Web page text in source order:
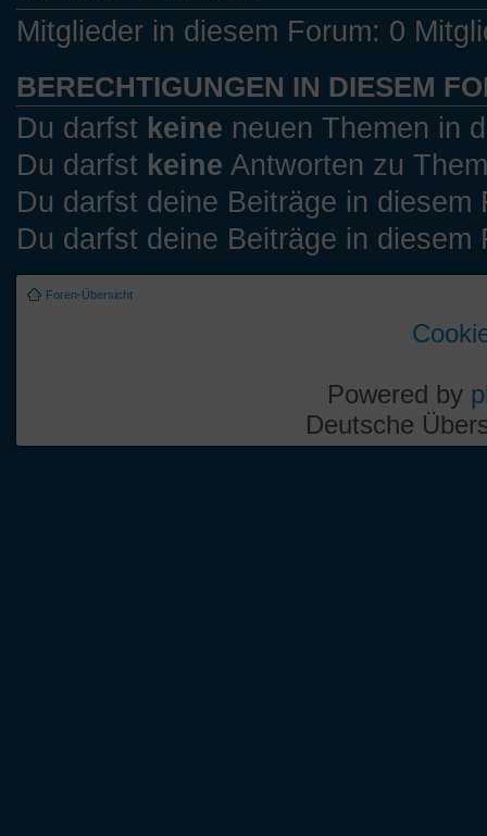
Mitglieder in diesem Forum: 0
BERECHTIGUNGEN IN DIESEM
Du darfst keine neuen Themen in
Du darfst keine Antworten zu
Du darfst deine Beiträge in diesem
Du darfst deine Beiträge in diesem
Foren-Übersicht
Powered by
Deutsche